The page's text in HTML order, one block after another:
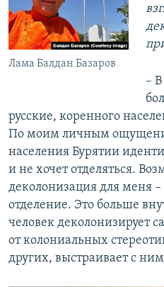
Лама Балдан Базаров
–
русские, коренного
По моим личным
населения Бурятии
и не хочет отделяться.
деколонизация для меня –
отделение. Это больше
человек деколонизирует
от колониальных
других, выстраивает с